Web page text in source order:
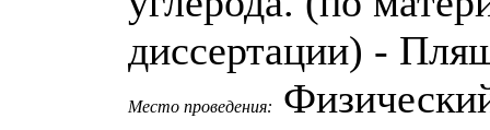
диссертации) -
Место проведения: